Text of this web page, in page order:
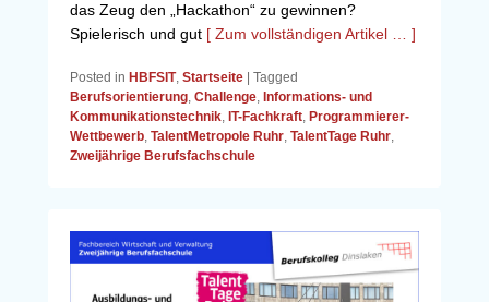
das Zeug den „Hackathon“ zu gewinnen?
Spielerisch und gut [ Zum vollständigen Artikel … ]
Posted in HBFSIT, Startseite | Tagged
Berufsorientierung Challenge Informations- und
Kommunikationstechnik IT-Fachkraft Programmierer-
Wettbewerb TalentMetropole Ruhr TalentTage Ruhr
Zweijährige Berufsfachschule